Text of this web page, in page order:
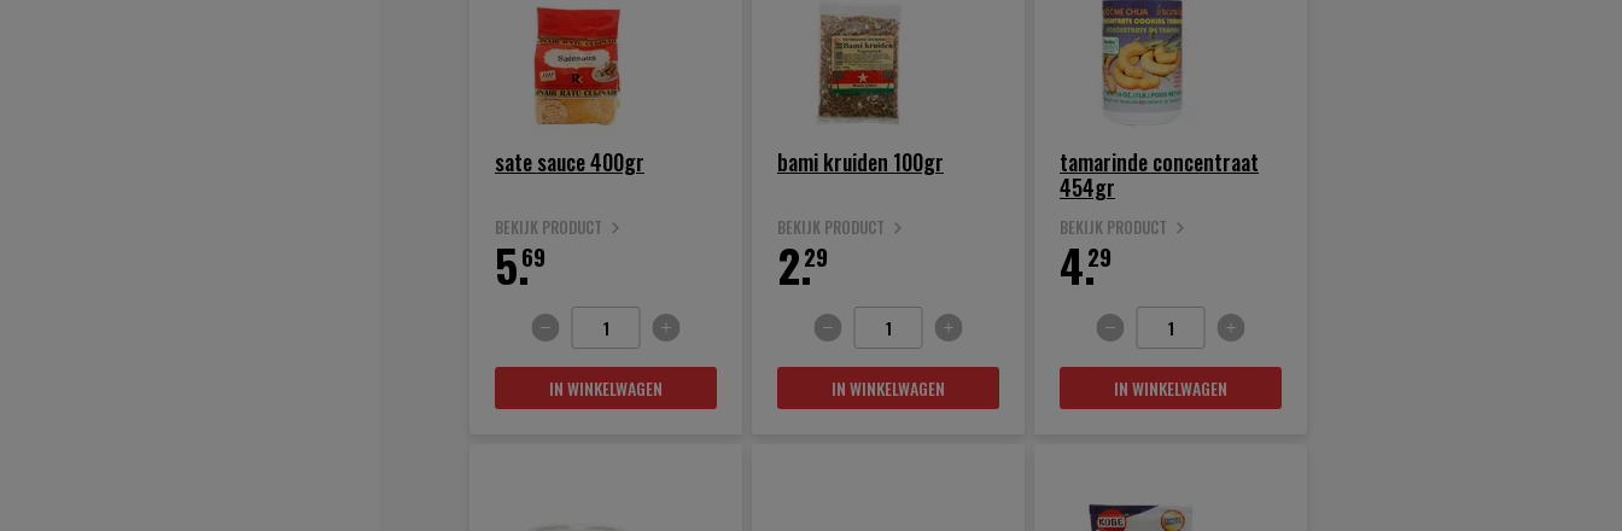
sate sauce 400gr
BEKIJK PRODUCT
69
5.
IN WINKELWAGEN
bami kruiden 100gr
BEKIJK PRODUCT
29
2.
IN WINKELWAGEN
tamarinde concentraat
454gr
BEKIJK PRODUCT
29
4.
IN WINKELWAGEN